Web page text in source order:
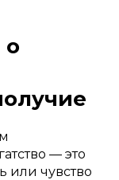
о
— это
или чувство